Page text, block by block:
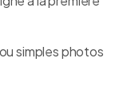
simples photos